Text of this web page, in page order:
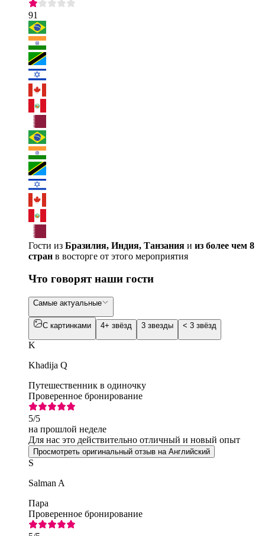
91
Гости из Бразилия, Индия, Танзания и из более чем 8
стран в восторге от этого мероприятия
Что говорят наши гости
Самые актуальные
С картинками 4+ звёзд 3 звезды < 3 звёзд
K
Khadija Q
Путешественник в одиночку
Проверенное бронирование
5/5
на прошлой неделе
Для нас это действительно отличный и новый опыт
Просмотреть оригинальный отзыв на Английский
S
Salman A
Пара
Проверенное бронирование